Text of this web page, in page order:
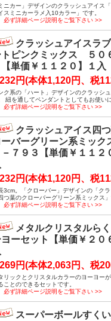
ニカー」デザインのクラッシュアイス
スミニカーラメ入10カラー」です。
ず詳細ページ説明をご覧下さい >>
クラッシュアイスラ
トピンクミックス ５０
【単価￥１１２０】１入
円(本体1,120円、税
ク系の「ハート」デザインのクラッシ
紐を通してペンダントとしてもお使い
ず詳細ページ説明をご覧下さい >>
クラッシュアイス四
ーバーグリーン系ミッ
－７９３【単価￥１１２
円(本体1,120円、税
3cm。「クローバー」デザインの「クラ
つ葉のクローバーグリーン系ミックス」
ず詳細ページ説明をご覧下さい >>
メタルクリスタルら
ーセット【単価￥２０
円(本体2,063円、税
リックとクリスタルカラーのヨーヨー
ことのできるセットです。
ず詳細ページ説明をご覧下さい >>
スーパーボールすく